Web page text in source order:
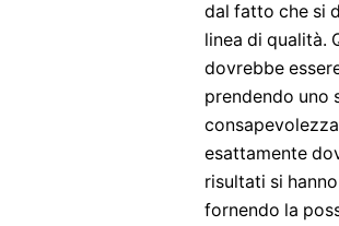
dal fatto che si
linea di qualità.
dovrebbe
prendendo uno
esattamente
risultati si
fornendo la